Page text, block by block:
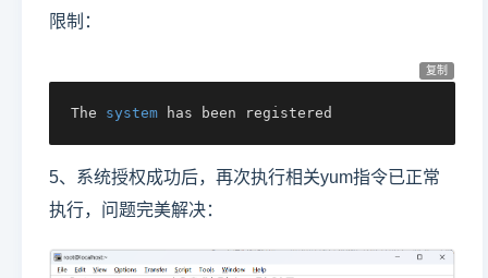
限制：
复制
The system has been registered
5、系统授权成功后，再次执行相关yum指令已正常
执行，问题完美解决：